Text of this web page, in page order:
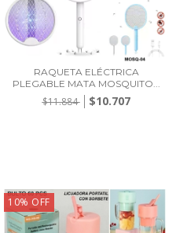
RAQUETA ELÉCTRICA
PLEGABLE MATA MOSQUITO...
$11.884 $10.707
10% OFF